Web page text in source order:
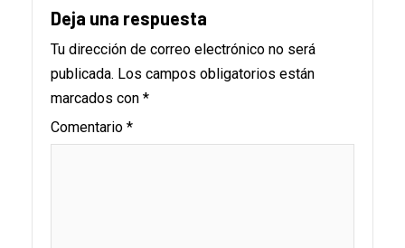
Deja una respuesta
Tu dirección de correo electrónico no será
publicada. Los campos obligatorios están
marcados con *
Comentario *